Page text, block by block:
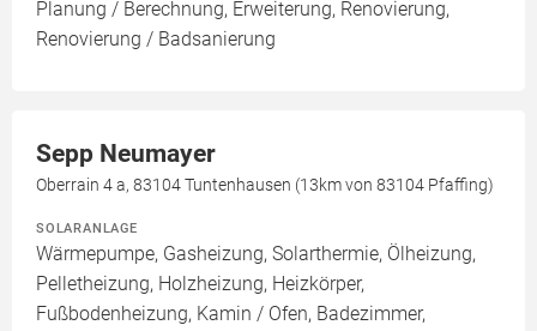
Planung / Berechnung, Erweiterung, Renovierung,
Renovierung / Badsanierung
Sepp Neumayer
Oberrain 4 a, 83104 Tuntenhausen (13km von 83104 Pfaffing)
SOLARANLAGE
Wärmepumpe, Gasheizung, Solarthermie, Ölheizung,
Pelletheizung, Holzheizung, Heizkörper,
Fußbodenheizung, Kamin / Ofen, Badezimmer,